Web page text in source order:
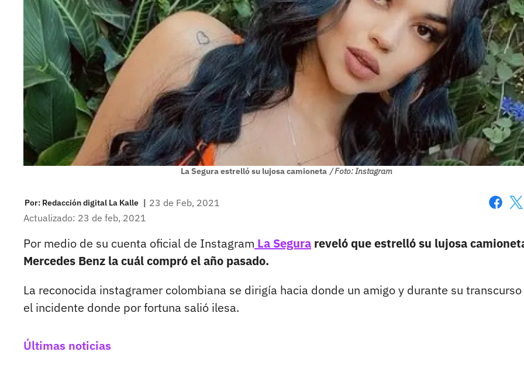
La Segura estrelló su lujosa camioneta / Foto: Instagram
Por: Redacción digital La Kalle | 23 de Feb, 2021
Actualizado: 23 de feb, 2021
Por medio de su cuenta oficial de Instagram La Segura reveló que estrelló su lujosa
Mercedes Benz la cuál compró el año pasado.
La reconocida instagramer colombiana se dirigía hacia donde un amigo y durante su
el incidente donde por fortuna salió ilesa.
Últimas noticias